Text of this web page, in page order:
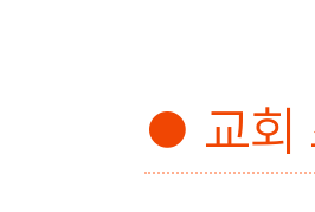
● 교회